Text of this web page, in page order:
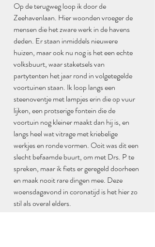
Op de terugweg loop ik door de
Zeehavenlaan. Hier woonden vroeger de
mensen die het zware werk in de havens
deden. Er staan inmiddels nieuwere
huizen, maar ook nu nog is het een echte
volksbuurt, waar staketsels van
partytenten het jaar rond in volgetegelde
voortuinen staan. Ik loop langs een
steenoventje met lampjes erin die op vuur
lijken, een protserige fontein die de
voortuin nog kleiner maakt dan hij is, en
langs heel wat vitrage met kriebelige
werkjes en ronde vormen. Ooit was dit een
slecht befaamde buurt, om met Drs. P te
spreken, maar ik fiets er geregeld doorheen
en maak nooit rare dingen mee. Deze
woensdagavond in coronatijd is het hier zo
stil als overal elders.